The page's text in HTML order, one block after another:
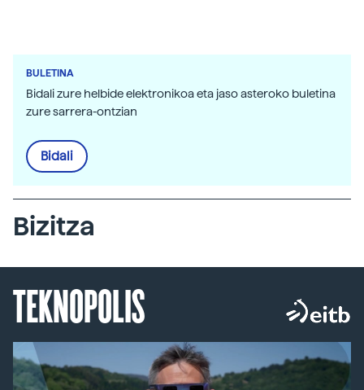
BULETINA
Bidali zure helbide elektronikoa eta jaso asteroko buletina
zure sarrera-ontzian
Bidali
Bizitza
TEKNOPOLIS